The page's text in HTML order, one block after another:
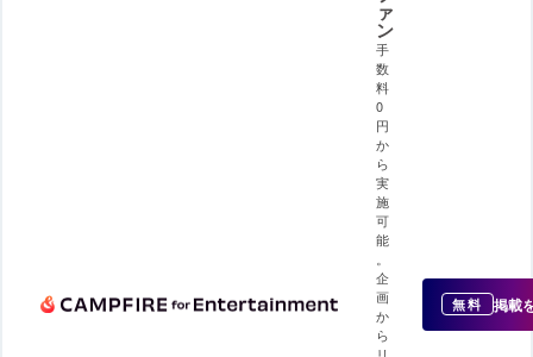
ァ
ン
手
数
料
0
円
か
ら
実
施
可
能
企
画
か
ら
リ
無料 掲載